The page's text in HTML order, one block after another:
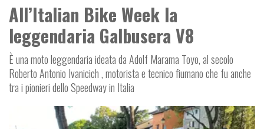
All’Italian Bike Week la
leggendaria Galbusera V8
È una moto leggendaria ideata da Adolf Marama Toyo, al secolo
Roberto Antonio Ivanicich , motorista e tecnico fiumano che fu anche
tra i pionieri dello Speedway in Italia